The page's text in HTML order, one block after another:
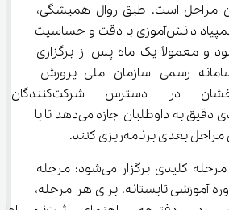
مراحل است. طبق روال همیشگی،
نتایج هر مرحله از المپیاد دانش‌آموزی با دقت و حساسیت
بررسی می‌شود و معمولاً یک ماه پس از برگزاری
رسمی سازمان ملی پرورش
استعدادهای درخشان در
می‌گیرد. این زمان‌بندی دقیق به داوطلبان اجازه می‌دهد تا با
بعدی برنامه‌ریزی کنند.
المپیاد ادبی در سه مرحله کلیدی برگزار می‌شود: مرحله
آموزشی تابستانه. برای هر مرحله،